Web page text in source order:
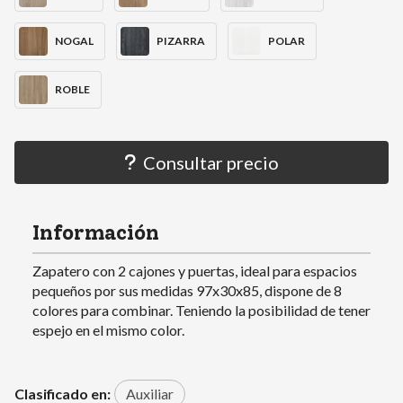
NOGAL PIZARRA POLAR
ROBLE
Consultar precio
Información
Zapatero con 2 cajones y puertas, ideal para espacios
pequeños por sus medidas 97x30x85, dispone de 8
colores para combinar. Teniendo la posibilidad de tener
espejo en el mismo color.
Clasificado en: Auxiliar